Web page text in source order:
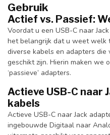
Gebruik
Actief vs. Passief:
Voordat u een USB-C naar
het belangrijk dat u weet welk
diverse kabels en adapters
geschikt zijn. Hierin maken we
‘passieve’ adapters.
Actieve USB-C naar
kabels
Actieve USB-C naar Jack
ingebouwde Digitaal naar